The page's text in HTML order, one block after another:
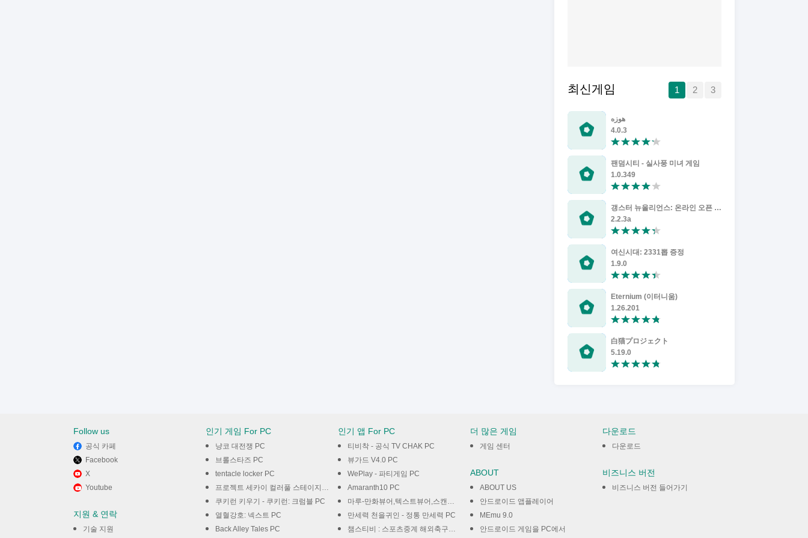
최신게임 1 2 3
هوزه
4.0.3
팬덤시티 - 실사풍 미녀 게임
1.0.349
갱스터 뉴올리언스: 온라인 오픈 월드 게임
2.2.3a
여신시대: 2331뽑 증정
1.9.0
Eternium (이터니움)
1.26.201
白猫プロジェクト
5.19.0
Follow us
공식 카페
Facebook
X
Youtube
지원 & 연락
기술 지원
인기 게임 For PC
냥코 대전쟁 PC
브롤스타즈 PC
tentacle locker PC
프로젝트 세카이 컬러풀 스테이지! feat.하츠네 미쿠 PC
쿠키런 키우기 - 쿠키런: 크럼블 PC
열혈강호: 넥스트 PC
Back Alley Tales PC
인기 앱 For PC
티비착 - 공식 TV CHAK PC
뷰가드 V4.0 PC
WePlay - 파티게임 PC
Amaranth10 PC
마루-만화뷰어,텍스트뷰어,스캔뷰어,소설뷰어 PC
만세력 천을귀인 - 정통 만세력 PC
챔스티비 : 스포츠중계 해외축구중계 스포츠분석 PC
더 많은 게임
게임 센터
ABOUT
ABOUT US
안드로이드 앱플레이어
MEmu 9.0
안드로이드 게임을 PC에서
다운로드
다운로드
비즈니스 버전
비즈니스 버전 들어가기